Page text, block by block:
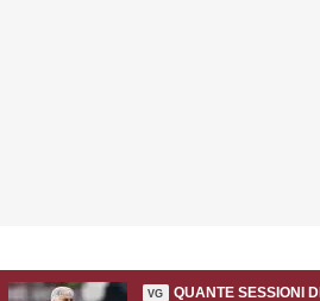
VG
QUANTE SESSIONI DI